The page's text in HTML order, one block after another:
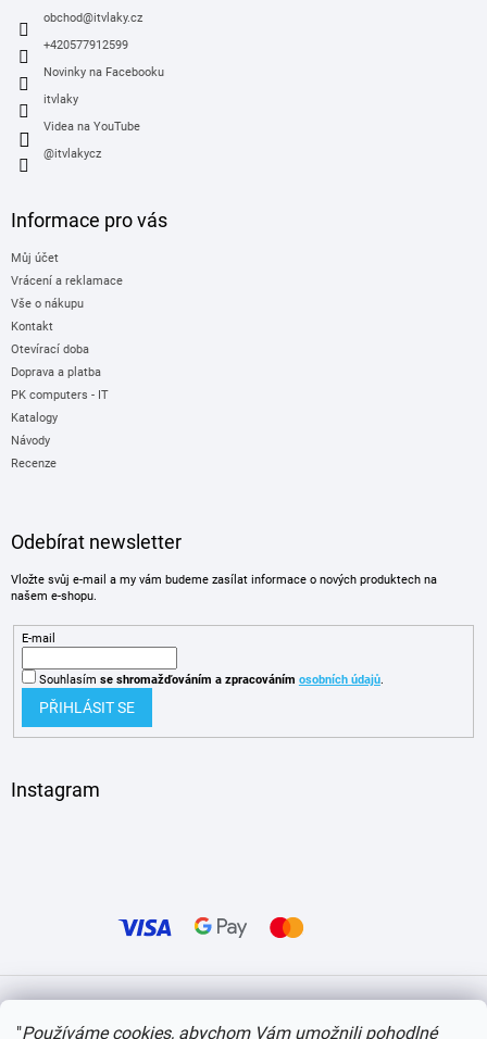
"Používáme cookies, abychom Vám umožnili pohodlné
obchod@itvlaky.cz
+420577912599
Novinky na Facebooku
itvlaky
Videa na YouTube
@itvlakycz
Informace pro vás
Můj účet
Vrácení a reklamace
Vše o nákupu
Kontakt
Otevírací doba
Doprava a platba
PK computers - IT
Katalogy
Návody
Recenze
Odebírat newsletter
Vložte svůj e-mail a my vám budeme zasílat informace o nových produktech na
našem e-shopu.
E-mail
Souhlasím se shromažďováním a zpracováním osobních údajů.
PŘIHLÁSIT SE
Instagram